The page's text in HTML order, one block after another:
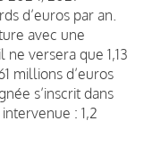
d’euros par an.
avec une
versera que 1,13
millions d’euros
s’inscrit dans
: 1,2